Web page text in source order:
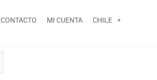
CONTACTO MI CUENTA CHILE